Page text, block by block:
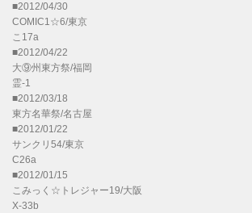
■2012/04/30
COMIC1☆6/東京
こ17a
■2012/04/22
大⑨州東方祭/福岡
霊-1
■2012/03/18
東方名華祭/名古屋
■2012/01/22
サンクリ54/東京
C26a
■2012/01/15
こみっく☆トレジャー19/大阪
X-33b